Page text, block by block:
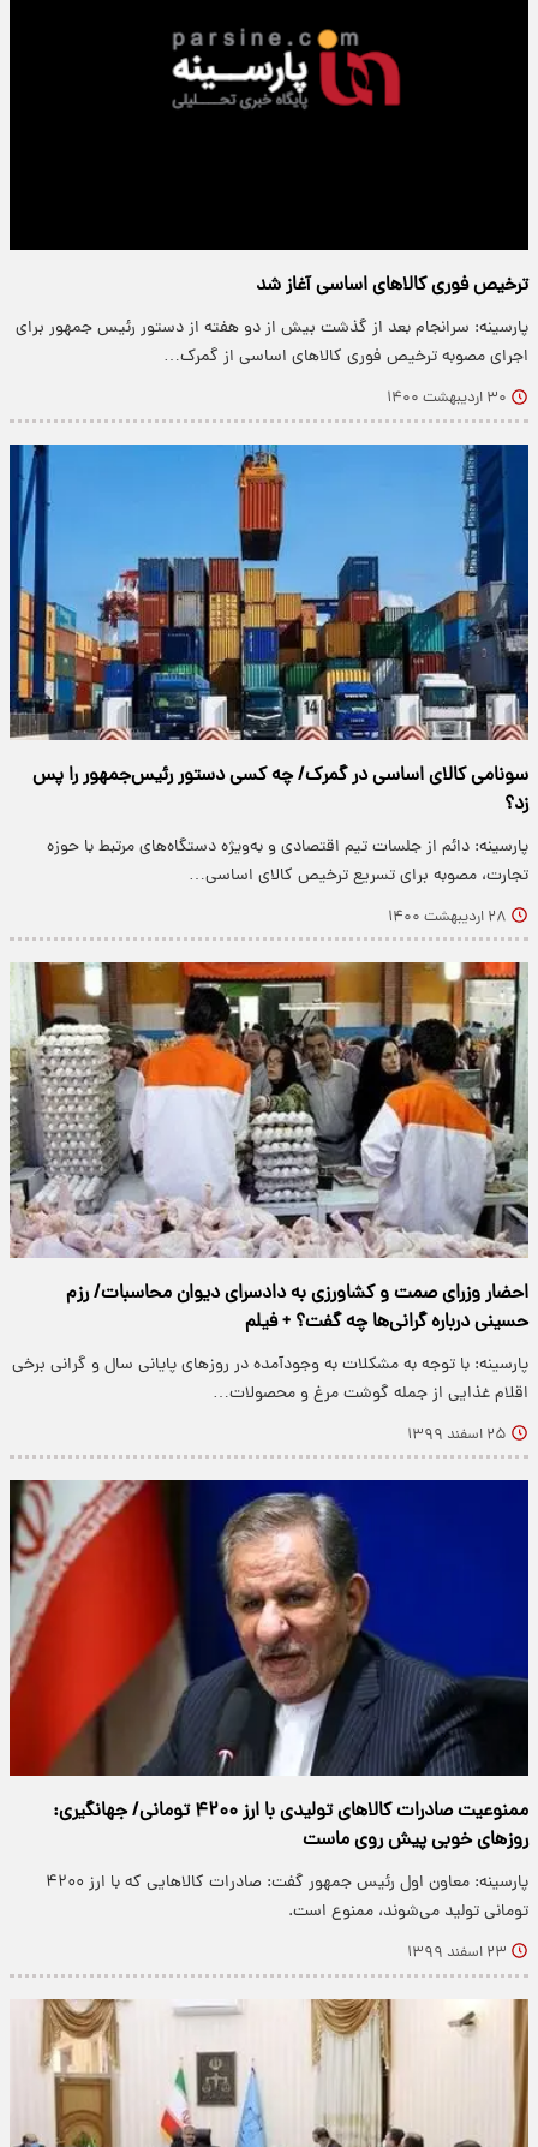
ترخیص فوری کالا‌های اساسی آغاز شد
پارسینه: سرانجام بعد از گذشت بیش از دو هفته از دستور رئیس جمهور برای
اجرای مصوبه ترخیص فوری کالا‌های اساسی از گمرک…
۳۰ اردیبهشت ۱۴۰۰
سونامی کالای اساسی در گمرک/ چه کسی دستور رئیس‌جمهور را پس
زد؟
پارسینه: دائم از جلسات تیم اقتصادی و به‌ویژه دستگاه‌های مرتبط با حوزه
تجارت، مصوبه برای تسریع ترخیص کالای اساسی…
۲۸ اردیبهشت ۱۴۰۰
احضار وزرای صمت و کشاورزی به دادسرای دیوان محاسبات/ رزم
حسینی درباره گرانی‌ها چه گفت؟ + فیلم
پارسینه: با توجه به مشکلات به وجودآمده در روز‌های پایانی سال و گرانی برخی
اقلام غذایی از جمله گوشت مرغ و محصولات…
۲۵ اسفند ۱۳۹۹
ممنوعیت صادرات کالا‌های تولیدی با ارز ۴۲۰۰ تومانی/ جهانگیری:
روز‌های خوبی پیش روی ماست
پارسینه: معاون اول رئیس جمهور گفت: صادرات کالا‌هایی که با ارز ۴۲۰۰
تومانی تولید می‌شوند، ممنوع است.
۲۳ اسفند ۱۳۹۹